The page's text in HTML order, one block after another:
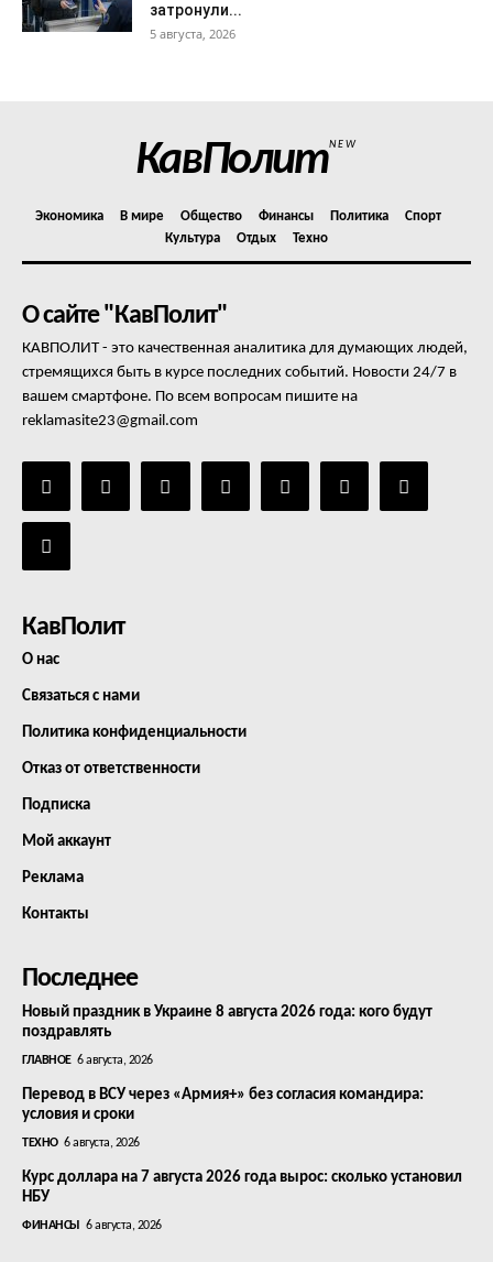
затронули...
5 августа, 2026
КавПолитNEW
Экономика В мире Общество Финансы Политика
Спорт
Культура
Отдых Техно
О сайте "КавПолит"
КАВПОЛИТ - это качественная аналитика для думающих людей,
стремящихся быть в курсе последних событий. Новости 24/7 в
вашем смартфоне. По всем вопросам пишите на
reklamasite23@gmail.com
КавПолит
О нас
Связаться с нами
Политика конфиденциальности
Отказ от ответственности
Подписка
Мой аккаунт
Реклама
Контакты
Последнее
Новый праздник в Украине 8 августа 2026 года: кого будут
поздравлять
ГЛАВНОЕ 6 августа, 2026
Перевод в ВСУ через «Армия+» без согласия командира:
условия и сроки
ТЕХНО 6 августа, 2026
Курс доллара на 7 августа 2026 года вырос: сколько установил
НБУ
ФИНАНСЫ 6 августа, 2026